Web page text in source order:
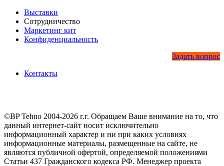
Выставки
Сотрудничество
Маркетинг кит
Конфиденциальность
Задать вопрос
Контакты
©BP Tehno 2004-2026 г.г. Обращаем Ваше внимание на то, что
данный интернет-сайт носит исключительно
информационный характер и ни при каких условиях
информационные материалы, размещенные на сайте, не
являются публичной офертой, определяемой положениями
Статьи 437 Гражданского кодекса РФ. Менеджер проекта